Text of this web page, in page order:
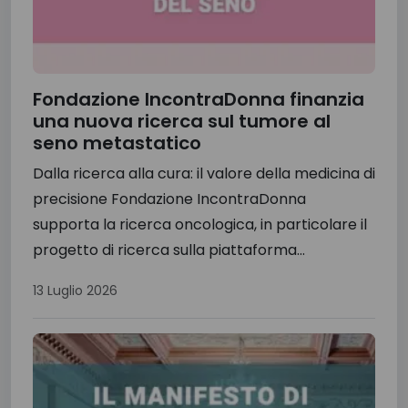
Fondazione IncontraDonna finanzia
una nuova ricerca sul tumore al
seno metastatico
Dalla ricerca alla cura: il valore della medicina di
precisione Fondazione IncontraDonna
supporta la ricerca oncologica, in particolare il
progetto di ricerca sulla piattaforma...
13 Luglio 2026